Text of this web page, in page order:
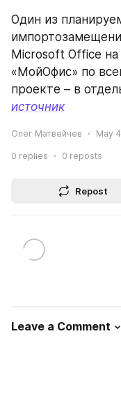
Один из
Microsoft Office
«МойОфис» по
проекте – в
источник
Олег Матвейчев May
0 replies 0 reposts
Repost
Leave a Comment